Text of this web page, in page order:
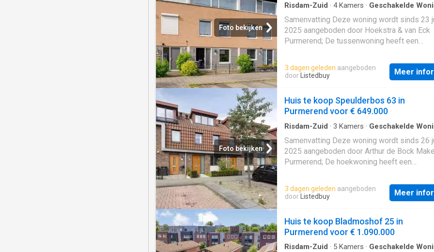
Foto bekijken
Risdam-Zuid · 4Kamers · Geschakelde
Samenvatting Deze woning wordt sinds 23
2025 aangeboden door Hoekstra & van Eck
Purmerend; De tussenwoning heeft een
kamers, waarvan 3 slaapkamers; De
gebouwd In 1998 en ligt in de buurt Azië in
3 dagen geleden aangeboden
door Listedbuy Meer
Foto bekijken
Huis te koop Speulderbos 63 in
Purmerend voor € 649.000
Risdam-Zuid · 3 Kamers · Geschakelde
Samenvatting Deze woning wordt sinds 26
2025 aangeboden door Arthur de Bock
Purmerend; De hoekwoning heeft een
kamers, waarvan 2 slaapkamers; De
gebouwd In 1989 en ligt in de buurt Purmer-
ZuidNoord in Purmerend; De woning
Dakkapel, Mechanische ventilatie,
Rolluiken, Douche, Dakraam, Schuifdeuren,
Bergruimte, Toilet. Beschrijving
3 dagen geleden aangeboden
door
Listedbuy Meer
Huis te koop Bladmoshof 25 in
Purmerend voor € 1.090.000
Risdam-Zuid · 5 Kamers · Geschakelde